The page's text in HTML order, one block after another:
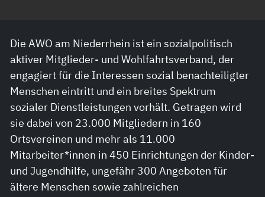
Die AWO am Niederrhein ist ein sozialpolitisch
aktiver Mitglieder- und Wohlfahrtsverband, der
engagiert für die Interessen sozial benachteiligter
Menschen eintritt und ein breites Spektrum
sozialer Dienstleistungen vorhält. Getragen wird
sie dabei von 23.000 Mitgliedern in 160
Ortsvereinen und mehr als 11.000
Mitarbeiter*innen in 450 Einrichtungen der Kinder-
und Jugendhilfe, ungefähr 300 Angeboten für
ältere Menschen sowie zahlreichen